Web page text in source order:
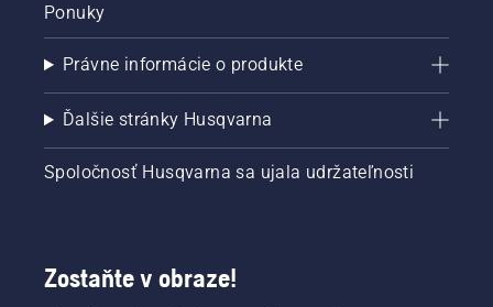
Ponuky
Právne informácie o produkte
Ďalšie stránky Husqvarna
Spoločnosť Husqvarna sa ujala udržateľnosti
Zostaňte v obraze!